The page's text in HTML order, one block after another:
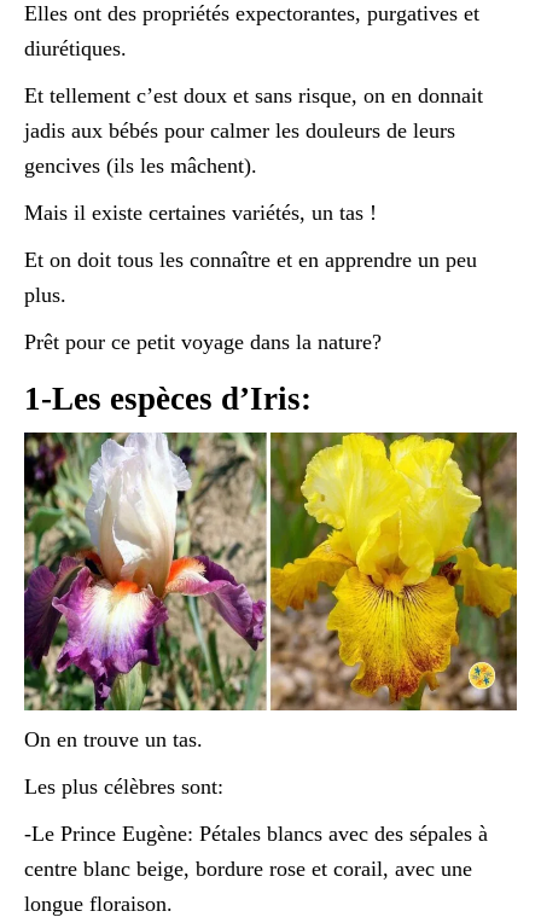
Elles ont des propriétés expectorantes, purgatives et
diurétiques.
Et tellement c’est doux et sans risque, on en donnait
jadis aux bébés pour calmer les douleurs de leurs
gencives (ils les mâchent).
Mais il existe certaines variétés, un tas !
Et on doit tous les connaître et en apprendre un peu
plus.
Prêt pour ce petit voyage dans la nature?
1-Les espèces d’Iris:
On en trouve un tas.
Les plus célèbres sont:
-Le Prince Eugène: Pétales blancs avec des sépales à
centre blanc beige, bordure rose et corail, avec une
longue floraison.